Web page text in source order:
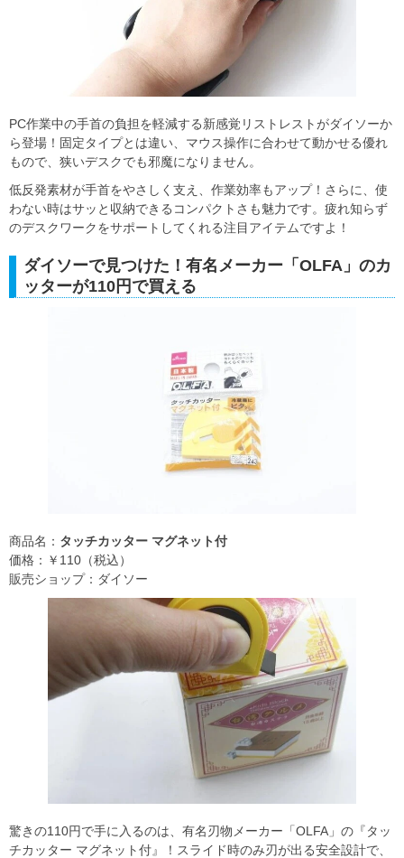
PC作業中の手首の負担を軽減する新感覚リストレストがダイソーか
ら登場！固定タイプとは違い、マウス操作に合わせて動かせる優れ
もので、狭いデスクでも邪魔になりません。
低反発素材が手首をやさしく支え、作業効率もアップ！さらに、使
わない時はサッと収納できるコンパクトさも魅力です。疲れ知らず
のデスクワークをサポートしてくれる注目アイテムですよ！
ダイソーで見つけた！有名メーカー「OLFA」のカ
ッターが110円で買える
商品名： タッチカッター マグネット付
価格：￥110（税込）
販売ショップ：ダイソー
驚きの110円で手に入るのは、有名刃物メーカー「OLFA」の『タッ
チカッター マグネット付』！スライド時のみ刃が出る安全設計で、